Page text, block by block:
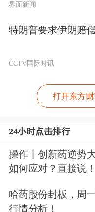
交叉验证投资逻
从资本市场角
能够有效平衡资
博弈、相互制
夯实市场平稳运
从行业角度来
后，是券商研
刻转型。过去很
界面新闻
特朗普要求伊朗赔
CCTV国际时讯
打开东方
24小时点击排行
操作丨创新药逆势
如何应对？直接说！
哈药股份封板，周
行情分析！